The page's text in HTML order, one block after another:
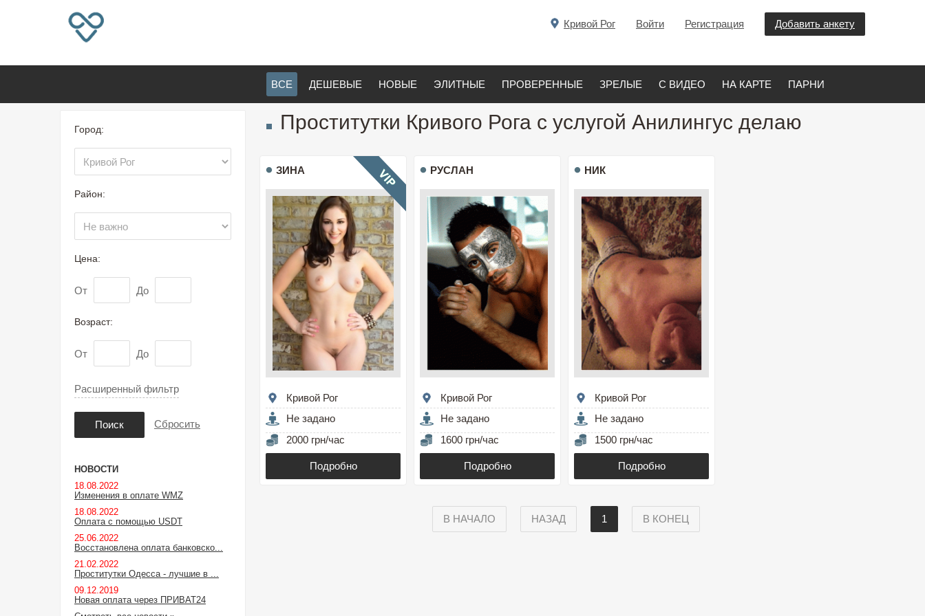
Добавить анкету
Регистрация
Войти
Кривой Рог
ВСЕ ДЕШЕВЫЕ НОВЫЕ ЭЛИТНЫЕ ПРОВЕРЕННЫЕ ЗРЕЛЫЕ С ВИДЕО НА КАРТЕ ПАРНИ
Проститутки Кривого Рога с услугой Анилингус делаю
ЗИНА
Кривой Рог
Не задано
2000 грн/час
Подробно
РУСЛАН
Кривой Рог
Не задано
1600 грн/час
Подробно
НИК
Кривой Рог
Не задано
1500 грн/час
Подробно
В НАЧАЛО НАЗАД 1 В КОНЕЦ
Город:
Район:
Цена:
От До
Возраст:
От До
Расширенный фильтр
Поиск Сбросить
НОВОСТИ
18.08.2022
Изменения в оплате WMZ
18.08.2022
Оплата с помощью USDT
25.06.2022
Восстановлена оплата банковско...
21.02.2022
Проститутки Одесса - лучшие в ...
09.12.2019
Новая оплата через ПРИВАТ24